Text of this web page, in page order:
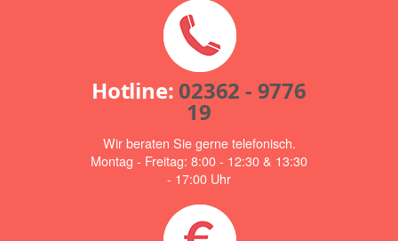
Hotline: 02362 - 9776
19
Wir beraten Sie gerne telefonisch.
Montag - Freitag: 8:00 - 12:30 & 13:30
- 17:00 Uhr